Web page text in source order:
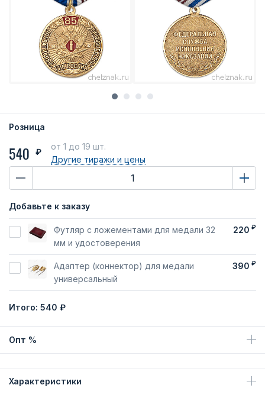
Розница
540 ₽
от 1 до 19 шт.
Другие тиражии цены
Добавьте к заказу
Футляр с ложементами для медали 32
мм и удостоверения
220 ₽
Адаптер (коннектор) для медали
универсальный
390 ₽
Итого: 540 ₽
Опт %
Характеристики